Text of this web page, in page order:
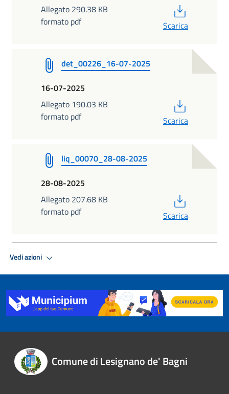
Allegato 290.38 KB
formato pdf
Scarica
det_00226_16-07-2025
16-07-2025
Allegato 190.03 KB
formato pdf
Scarica
liq_00070_28-08-2025
28-08-2025
Allegato 207.68 KB
formato pdf
Scarica
Vedi azioni
Comune di Lesignano de' Bagni